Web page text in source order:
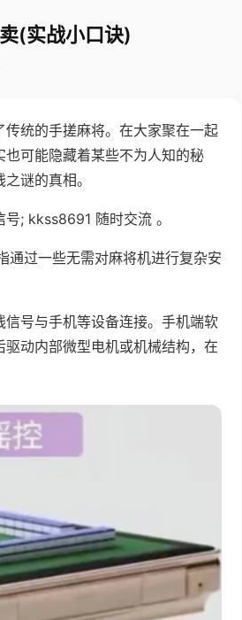
(实战小口诀)
统的手搓麻将。在大家聚在一起
可能隐藏着某些不为人知的秘
谜的真相。
; kkss8691 随时交流 。
通过一些无需对麻将机进行复杂安
号与手机等设备连接。手机端软
动内部微型电机或机械结构，在